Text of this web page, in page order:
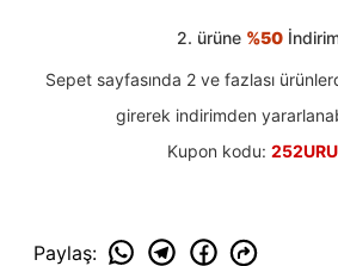
2. ürüne %50
Sepet sayfasında 2 ve fazlası
girerek indirimden
Kupon kodu:
Paylaş: